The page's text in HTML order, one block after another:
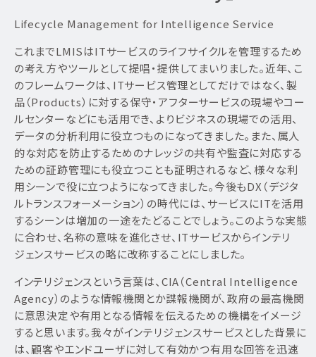
Lifecycle Management for Intelligence Service
これまでLMISはITサービスのライフサイクルを管理するため
の考え方やツールとして提唱・提供してまいりました。近年、こ
のフレームワークは、ITサービス管理としてだけではなく、製
品（Products）に対する保守・アフターサービスの現場やコー
ルセンターなどにも活用でき、よりビジネスの現場での活用、
データの分析利用に役立つものになってきました。また、属人
的な対応を防止するためのナレッジの共有や監査に対応する
ための証跡管理にも役立つことも証明されるなど、様々な利
用シーンで役に立つようになってきました。今後もDX（デジタ
ルトランスフォーメーション）の時代には、サービスにITを活用
するシーンは増加の一途をたどることでしょう。このような実態
に合わせ、名称の意味を進化させ、ITサービスからインテリ
ジェンスサービスの略に改称することにしました。
インテリジェンスという言葉は、CIA（Central Intelligence
Agency）のような情報機関とか諜報機関が、政府の最高機関
に意思決定や有用となる情報を伝えるための機構をイメージ
すると思います。我々がインテリジェンスサービスとした背景に
は、顧客やエンドユーザに対して有効かつ有用な回答を迅速